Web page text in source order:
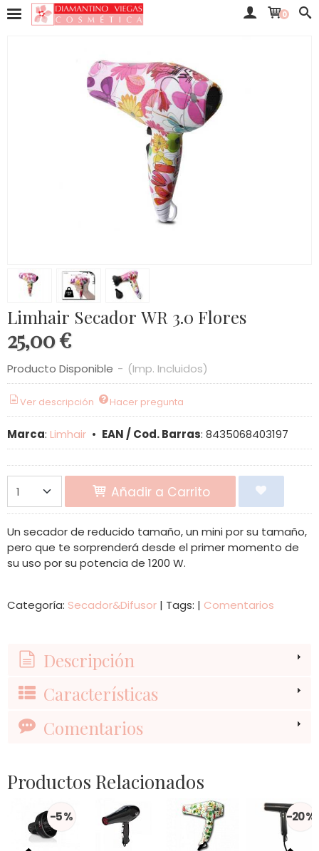
0
Limhair Secador WR 3.0 Flores
25,00 €
Producto Disponible - (Imp. Incluidos)
Ver descripción Hacer pregunta
Marca: Limhair • EAN / Cod. Barras: 8435068403197
Añadir a Carrito
Un secador de reducido tamaño, un mini por su tamaño,
pero que te sorprenderá desde el primer momento de
su uso por su potencia de 1200 W.
Categoría: Secador&Difusor | Tags: | Comentarios
Descripción
Características
Comentarios
Productos Relacionados
-5 % -20 %